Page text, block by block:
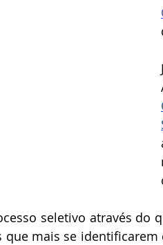
seletivo através do
que mais se